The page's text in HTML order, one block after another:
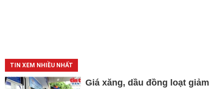
TIN XEM NHIỀU NHẤT
Giá xăng, dầu đồng loạt giảm